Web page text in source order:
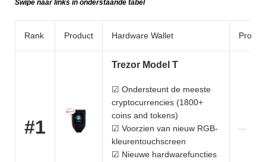
Swipe naar links in onderstaande tabel
Rank Product Hardware Wallet
#1
Trezor Model T
☑ Ondersteunt de meeste
cryptocurrencies (1800+
coins and tokens)
☑ Voorzien van nieuw RGB-
kleurentouchscreen
☑ Nieuwe hardwarefuncties